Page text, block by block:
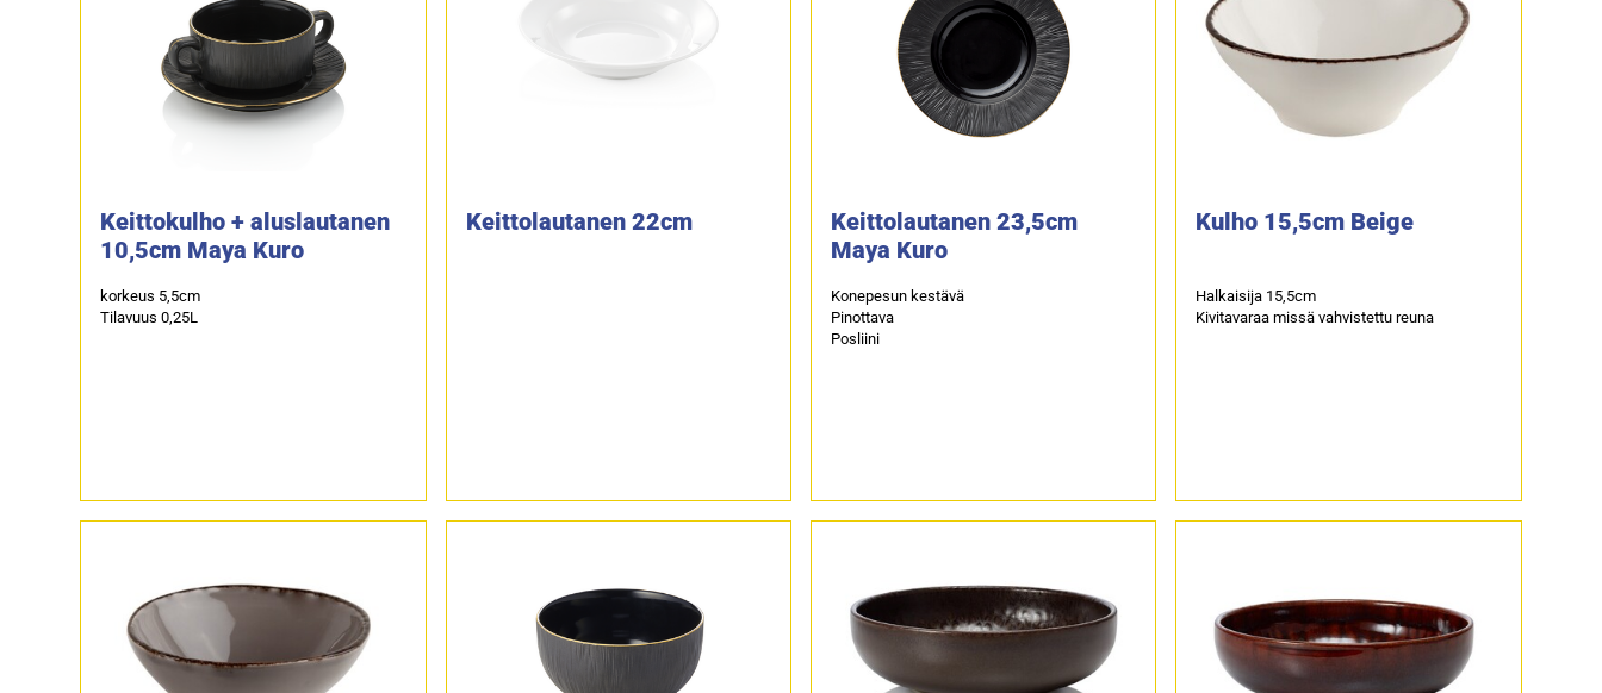
Keittokulho + aluslautanen
10,5cm Maya Kuro
korkeus 5,5cm
Tilavuus 0,25L
Keittolautanen 22cm
Keittolautanen 23,5cm
Maya Kuro
Konepesun kestävä
Pinottava
Posliini
Kulho 15,5cm Beige
Halkaisija 15,5cm
Kivitavaraa missä vahvistettu reuna